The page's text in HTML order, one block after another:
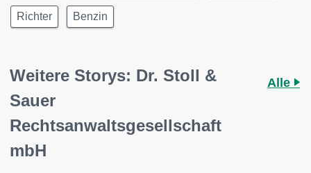
Richter Benzin
Weitere Storys: Dr. Stoll &
Sauer
Rechtsanwaltsgesellschaft
mbH
Alle